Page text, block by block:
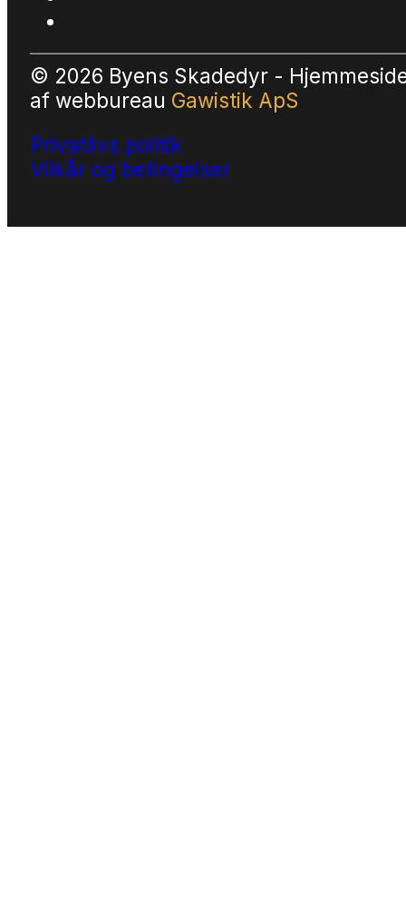
© 2026 Byens Skadedyr -
af webbureau Gawistik ApS
Privatlivs politik
Vilkår og betingelser